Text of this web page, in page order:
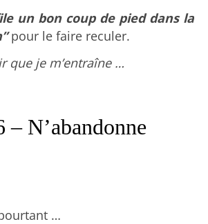
un bon coup de pied dans la
pour le faire reculer.
que je m’entraîne …
– N’abandonne
…